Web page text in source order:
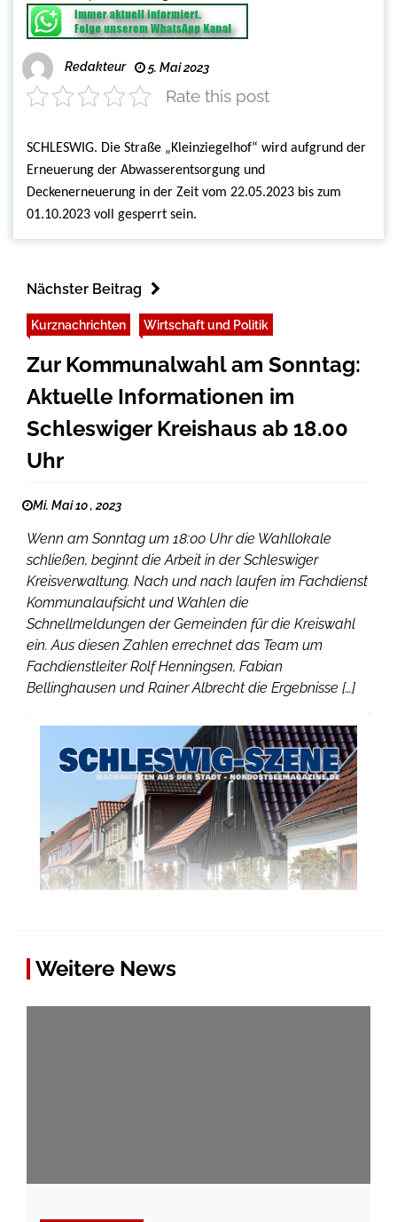
Redakteur 5. Mai 2023
Rate this post
SCHLESWIG. Die Straße „Kleinziegelhof“ wird aufgrund der
Erneuerung der Abwasserentsorgung und
Deckenerneuerung in der Zeit vom 22.05.2023 bis zum
01.10.2023 voll gesperrt sein.
Nächster Beitrag
Kurznachrichten Wirtschaft und Politik
Zur Kommunalwahl am Sonntag:
Aktuelle Informationen im
Schleswiger Kreishaus ab 18.00
Uhr
Mi. Mai 10 , 2023
Wenn am Sonntag um 18:00 Uhr die Wahllokale
schließen, beginnt die Arbeit in der Schleswiger
Kreisverwaltung. Nach und nach laufen im Fachdienst
Kommunalaufsicht und Wahlen die
Schnellmeldungen der Gemeinden für die Kreiswahl
ein. Aus diesen Zahlen errechnet das Team um
Fachdienstleiter Rolf Henningsen, Fabian
Bellinghausen und Rainer Albrecht die Ergebnisse […]
Weitere News